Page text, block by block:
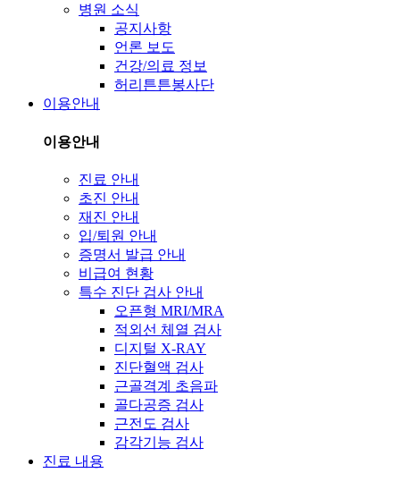
병원 소식
공지사항
언론 보도
건강/의료 정보
허리튼튼봉사단
이용안내
이용안내
진료 안내
초진 안내
재진 안내
입/퇴원 안내
증명서 발급 안내
비급여 현황
특수 진단 검사 안내
오픈형 MRI/MRA
적외선 체열 검사
디지털 X-RAY
진단혈액 검사
근골격계 초음파
골다공증 검사
근전도 검사
감각기능 검사
진료 내용